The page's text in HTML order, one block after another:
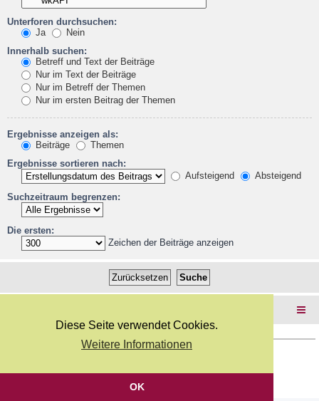
Diese Seite verwendet Cookies.
Weitere Informationen
OK
Unterforen durchsuchen:
Ja
Nein
Innerhalb suchen:
Betreff und Text der Beiträge
Nur im Text der Beiträge
Nur im Betreff der Themen
Nur im ersten Beitrag der Themen
Ergebnisse anzeigen als:
Beiträge
Themen
Ergebnisse sortieren nach:
Aufsteigend
Absteigend
Suchzeitraum begrenzen:
Die ersten:
Zeichen der Beiträge anzeigen
Deutsche Übersetzung durchphpBB.de